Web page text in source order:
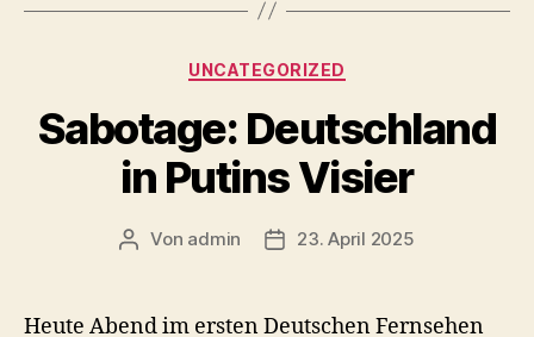
Kategorien
UNCATEGORIZED
Sabotage: Deutschland
in Putins Visier
Beitragsautor
Von admin Veröffentlichungsdatum
23. April 2025
Heute Abend im ersten Deutschen Fernsehen